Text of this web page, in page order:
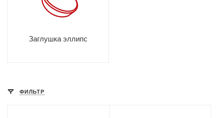
Заглушка эллипс
ФИЛЬТР